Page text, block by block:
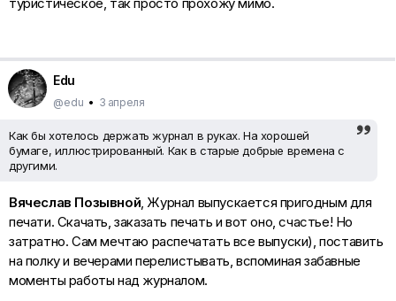
Пример тому мое трехдневное пребывание в Братиславе .
небо в обрамлении крыш старого города . Это как один из
примеров. Я давно уже отказался от идеи снимать что то
одно - мне это не интересно. Попадая в новое место , я
всегда в предвкушении увидеть что то новое для себя и
удовольствия . А на - " Нельзя обьять необьятное , да и ни к
чему ... " отвечу - да , согласен - обьять нельзя , но
попробовать можно и , это конечно только мое мнение ,
нужно . )
Edu
@edu • 3 апреля
Как бы хотелось держать журнал в руках. На хорошей
бумаге, иллюстрированный. Как в старые добрые времена с
другими.
Вячеслав Позывной, Журнал выпускается пригодным для
печати. Скачать, заказать печать и вот оно, счастье! Но
затратно. Сам мечтаю распечатать все выпуски), поставить
на полку и вечерами перелистывать, вспоминая забавные
моменты работы над журналом.